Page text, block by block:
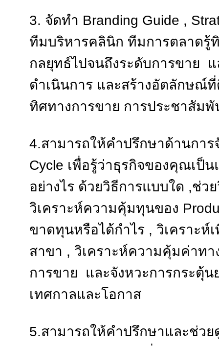
3. จัดทำ Branding Guide ,
ทีมบริหารคลินิก ทีมการตลาดรู้
กลยุทธ์ไปจนถึงระดับการขาย
ดำเนินการ และสร้างอัตลักษณ์ที่
ทิศทางการขาย การประชาสั
4.สามารถให้คำปรึกษาด้านการ
Cycle เพื่อรู้ว่าธุรกิจของคุณเป็
อย่างไร ด้วยวิธีการแบบใด ,ช่ว
วิเคราะห์ความคุ้มทุนของ
ขาดทุนหรือได้กำไร , วิเคราะห์
สาขา , วิเคราะห์ความคุ้มค่าทา
การขาย และจังหวะการกระตุ้น
เทศกาลและโอกาส
5.สามารถให้คำปรึกษาและช่ว